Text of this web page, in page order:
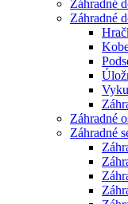
Záhradné
Záhradné
Záhradné
Záhradné